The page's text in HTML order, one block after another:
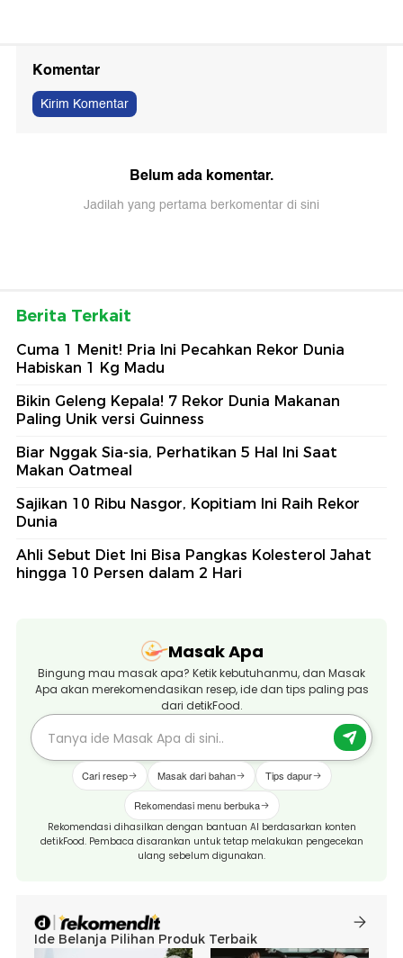
Komentar
Kirim Komentar
Belum ada komentar.
Jadilah yang pertama berkomentar di sini
Berita Terkait
Cuma 1 Menit! Pria Ini Pecahkan Rekor Dunia
Habiskan 1 Kg Madu
Bikin Geleng Kepala! 7 Rekor Dunia Makanan
Paling Unik versi Guinness
Biar Nggak Sia-sia, Perhatikan 5 Hal Ini Saat
Makan Oatmeal
Sajikan 10 Ribu Nasgor, Kopitiam Ini Raih Rekor
Dunia
Ahli Sebut Diet Ini Bisa Pangkas Kolesterol Jahat
hingga 10 Persen dalam 2 Hari
Masak Apa
Bingung mau masak apa? Ketik kebutuhanmu, dan Masak
Apa akan merekomendasikan resep, ide dan tips paling pas
dari detikFood.
Cari resep Masak dari bahan Tips dapur
Rekomendasi menu berbuka
Rekomendasi dihasilkan dengan bantuan AI berdasarkan konten
detikFood. Pembaca disarankan untuk tetap melakukan pengecekan
ulang sebelum digunakan.